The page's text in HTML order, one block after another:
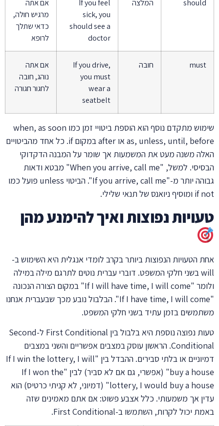
should המלצה
If you feel
sick, you
should see a
doctor
אם אתה
מרגיש חולה,
כדאי שתלך
לרופא
must חובה
If you drive,
you must
wear a
seatbelt
אם אתה
נוהג, חובה
לחגור חגורה
שימוש מתקדם נוסף הוא הוספת ביטויי זמן כמו when, as soon
as, unless, until, before או after במקום if. כל אחד מהביטויים
האלה משנה מעט את המשמעות אך שומר על המבנה הדקדוקי
הבסיסי. למשל, "When you arrive, call me" מבטא ודאות
גבוהה יותר מ-"If you arrive, call me". הביטוי unless פועל כמו
if not ומוסיף ניואנס של תנאי שלילי.
טעויות נפוצות ואיך להימנע מהן
אחת הטעויות הנפוצות ביותר בקרב לומדי אנגלית היא השימוש ב-
will בשני חלקי המשפט. דוברי עברית נוטים לתרגם מילה במילה
ולומר "If I will have time, I will come" במקום הצורה הנכונה
"If I have time, I will come". הבלבול נובע מכך שבעברית אנחנו
משתמשים בזמן עתיד בשני חלקי המשפט.
טעות נפוצה נוספת היא בלבול בין First Conditional ל-Second
Conditional. הראשון עוסק במצבים אפשריים והשני במצבים
דמיוניים או בלתי סבירים. ההבדל בין "If I win the lottery, I will
buy a house" (אפשרי, גם אם לא סביר) לבין "If I won the
lottery, I would buy a house" (דמיוני, לא קניתי כרטיס) הוא
עדין אך משמעותי. כלל אצבע פשוט: אם אתם מאמינים שזה
באמת יכול לקרות, השתמשו ב-First Conditional.